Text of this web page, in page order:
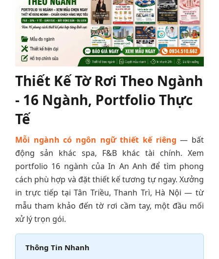
Thiết Kế Tờ Rơi Theo Ngành
- 16 Ngành, Portfolio Thực
Tế
Mỗi ngành có ngôn ngữ thiết kế riêng — bất
động sản khác spa, F&B khác tài chính. Xem
portfolio 16 ngành của In An Anh để tìm phong
cách phù hợp và đặt thiết kế tương tự ngay. Xưởng
in trực tiếp tại Tân Triều, Thanh Trì, Hà Nội — từ
mẫu tham khảo đến tờ rơi cầm tay, một đầu mối
xử lý trọn gói.
Thông Tin Nhanh